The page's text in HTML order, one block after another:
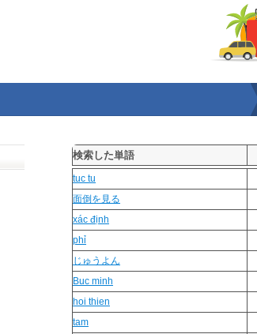
検索した単語
tuc tu
面倒を見る
xác định
phỉ
じゅうよん
Buc minh
hoi thien
tam